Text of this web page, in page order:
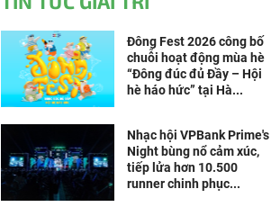
Đông Fest 2026 công bố
chuỗi hoạt động mùa hè
“Đông đúc đủ Đầy – Hội
hè háo hức” tại Hà...
Nhạc hội VPBank Prime's
Night bùng nổ cảm xúc,
tiếp lửa hơn 10.500
runner chinh phục...